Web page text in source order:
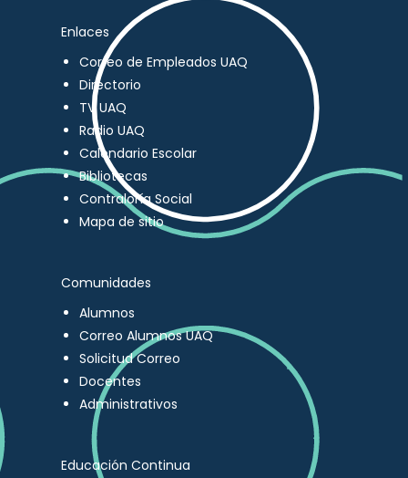
Enlaces
Correo de Empleados UAQ
Directorio
TV UAQ
Radio UAQ
Calendario Escolar
Bibliotecas
Contraloría Social
Mapa de sitio
Comunidades
Alumnos
Correo Alumnos UAQ
Solicitud Correo
Docentes
Administrativos
Educación Continua